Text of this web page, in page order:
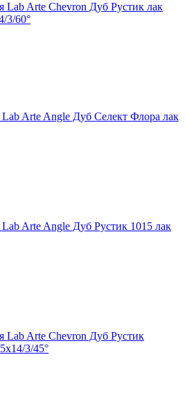
Lab Arte Chevron Дуб Рустик лак
3/60°
Arte Angle Дуб Селект Флора лак
Arte Angle Дуб Рустик 1015 лак
Lab Arte Chevron Дуб Рустик
3/45°